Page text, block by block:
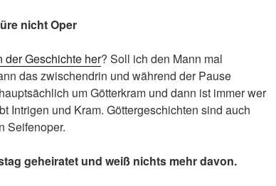
nicht Oper
der Geschichte her? Soll ich den Mann mal
das zwischendrin und während der Pause
um Götterkram und dann ist immer wer
Intrigen und Kram. Göttergeschichten sind auch
Seifenoper.
geheiratet und weiß nichts mehr davon.